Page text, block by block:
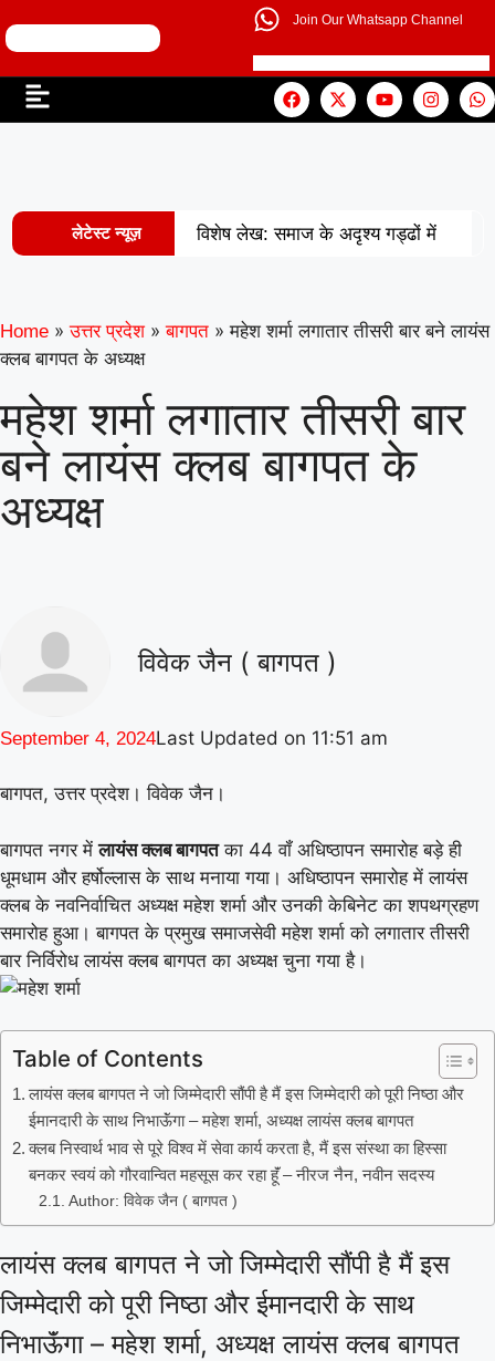
Join Our Whatsapp Channel
लेटेस्ट न्यूज़ विशेष लेख: समाज के अदृश्य गड्ढों में
मिसाल: अपना ‘राज्य युवा पुरस्कार’ युवा शक्ति
शिक्षाविद् डॉ. सत्यवीर सिंह को समग्र शिक्षा
(माध्यमिक) के जिला समन्वयक का प्रभार
यूथ क्लब के नेचर नीड्स यू अभियान ने
को दिया बढ़ावा | MY Bharat के विश्व
रिकॉर्ड समारोह में जब दिखे बागपत के अमन,
Home » उत्तर प्रदेश » बागपत » महेश शर्मा लगातार तीसरी बार बने लायंस
क्लब बागपत के अध्यक्ष
महेश शर्मा लगातार तीसरी बार
बने लायंस क्लब बागपत के
अध्यक्ष
विवेक जैन ( बागपत )
September 4, 2024Last Updated on 11:51 am
बागपत, उत्तर प्रदेश। विवेक जैन।
बागपत नगर मेंलायंस क्लब बागपतका 44 वॉं अधिष्ठापन समारोह बड़े ही
धूमधाम और हर्षोल्लास के साथ मनाया गया। अधिष्ठापन समारोह में लायंस
क्लब के नवनिर्वाचित अध्यक्ष महेश शर्मा और उनकी केबिनेट का शपथग्रहण
समारोह हुआ। बागपत के प्रमुख समाजसेवी महेश शर्मा को लगातार तीसरी
बार निर्विरोध लायंस क्लब बागपत का अध्यक्ष चुना गया है।
Table of Contents
लायंस क्लब बागपत ने जो जिम्मेदारी सौंपी है मैं इस जिम्मेदारी को पूरी निष्ठा और
ईमानदारी के साथ निभाऊॅंगा – महेश शर्मा, अध्यक्ष लायंस क्लब बागपत
क्लब निस्वार्थ भाव से पूरे विश्व में सेवा कार्य करता है, मैं इस संस्था का हिस्सा
बनकर स्वयं को गौरवान्वित महसूस कर रहा हूॅं – नीरज नैन, नवीन सदस्य
Author: विवेक जैन ( बागपत )
लायंस क्लब बागपत ने जो जिम्मेदारी सौंपी है मैं इस
जिम्मेदारी को पूरी निष्ठा और ईमानदारी के साथ
निभाऊॅंगा – महेश शर्मा, अध्यक्ष लायंस क्लब बागपत